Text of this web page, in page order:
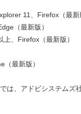
11、Firefox（最新
（最新版）
、Firefox（最新版）
最新版）
は、アドビシステムズ